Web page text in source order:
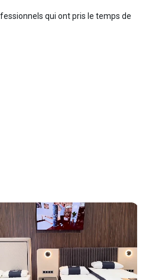
qui ont pris le temps de